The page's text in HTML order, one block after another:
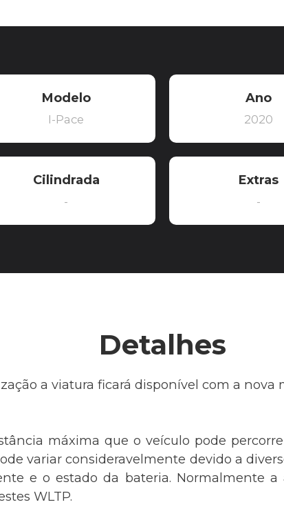
Modelo
I-Pace
Ano
2020
Cilindrada
-
Extras
-
Detalhes
a viatura ficará disponível com a nova
máxima que o veículo pode
variar consideravelmente devido a
e o estado da bateria. Normalmente
WLTP.